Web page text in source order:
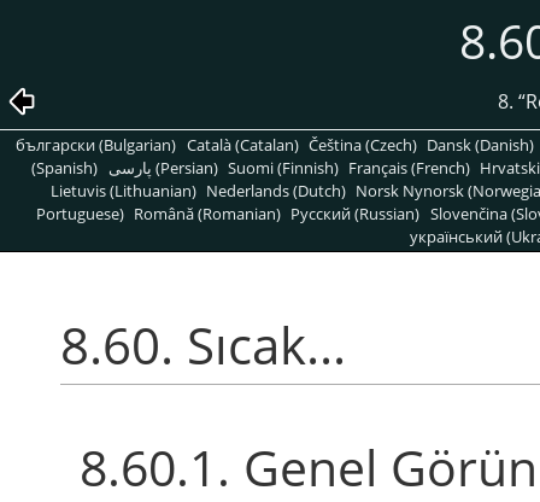
8. “
български (Bulgarian) Català (Catalan) Čeština (Czech) Dansk (Danish)
(Spanish)
پارسی (Persian) Suomi (Finnish) Français (French)
Lietuvis (Lithuanian) Nederlands (Dutch) Norsk Nynorsk
Portuguese) Română (Romanian) Pусский (Russian) Slovenčina
український
8.60. Sıcak...
8.60.1. Genel